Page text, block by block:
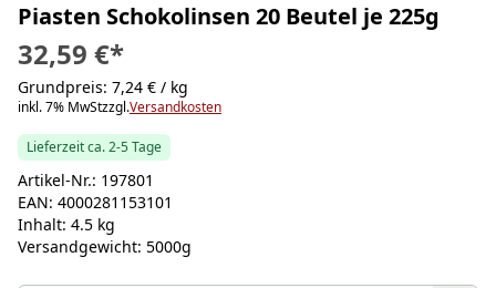
Piasten Schokolinsen 20 Beutel je 225g
32,59 €*
Grundpreis: 7,24 € / kg
inkl. 7% MwStzzgl.Versandkosten
Lieferzeit ca. 2-5 Tage
Artikel-Nr.: 197801
EAN: 4000281153101
Inhalt: 4.5 kg
Versandgewicht: 5000g